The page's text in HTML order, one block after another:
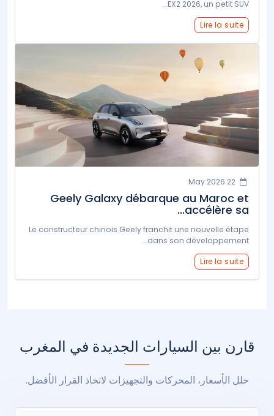
EX2 2026, un petit SUV...
Lire la suite
Geely Galaxy débarque au Maroc et
accélère sa...
Le constructeur chinois Geely franchit une nouvelle étape
dans son développement...
Lire la suite
قارن بين السيارات الجديدة في المغرب
حلل الأسعار، المحركات والتجهيزات لاتخاذ القرار الأفضل.